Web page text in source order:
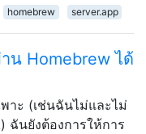
homebrew server.app
น Homebrew ได้
าะ (เช่นฉันไม่และไม่
ฉันยังต้องการให้การ